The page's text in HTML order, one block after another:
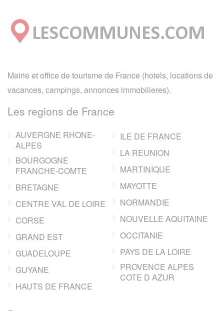
Mairie et office de tourisme de France (hotels, locations de
vacances, campings, annonces immobilieres).
Les regions de France
AUVERGNE RHONE-
ALPES
BOURGOGNE
FRANCHE-COMTE
BRETAGNE
CENTRE VAL DE LOIRE
CORSE
GRAND EST
GUADELOUPE
GUYANE
HAUTS DE FRANCE
ILE DE FRANCE
LA REUNION
MARTINIQUE
MAYOTTE
NORMANDIE
NOUVELLE AQUITAINE
OCCITANIE
PAYS DE LA LOIRE
PROVENCE ALPES
COTE D AZUR